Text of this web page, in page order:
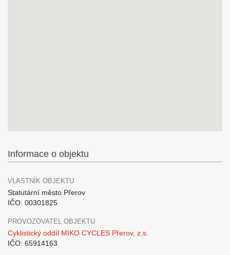
Informace o objektu
VLASTNÍK OBJEKTU
Statutární město Přerov
IČO: 00301825
PROVOZOVATEL OBJEKTU
Cyklistický oddíl MIKO CYCLES Přerov, z.s.
IČO: 65914163